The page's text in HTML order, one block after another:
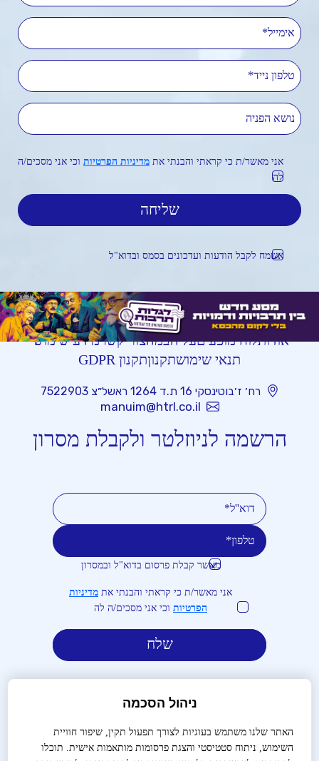
אימייל
טלפון נייד
נושא הפניה
אני מאשר/ת כי קראתי והבנתי את מדיניות הפרטיות וכי אני מסכים/ה
לה
אשמח לקבל הודעות ועדכונים בסמס ובדוא"ל
אודותלוח מופעיםעל הבמהצור קשרמידע שימושי
תנאי שימושתקנוןתקנון GDPR
רח׳ ז׳בוטינסקי 16 ת.ד 1264 ראשל״צ 7522903
manuim@htrl.co.il
הרשמה לניוזלטר ולקבלת מסרון
מאשר קבלת פרסום בדוא"ל ובמסרון
אני מאשר/ת כי קראתי והבנתי את מדיניות
הפרטיות וכי אני מסכים/ה לה
ניהול הסכמה
האתר שלנו משתמש בעוגיות לצורך תפעול תקין, שיפור חוויית
השימוש, ניתוח סטטיסטי והצגת פרסומות מותאמות אישית. תוכלו